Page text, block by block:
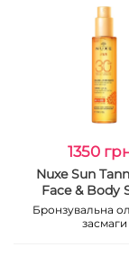
1350
Nuxe Sun
Face & Body
Бронзувальна
засмаги